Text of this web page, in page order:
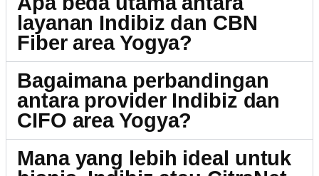
layanan Indibiz dan CBN
Fiber area Yogya?
Bagaimana perbandingan
antara provider Indibiz dan
CIFO area Yogya?
Mana yang lebih ideal untuk